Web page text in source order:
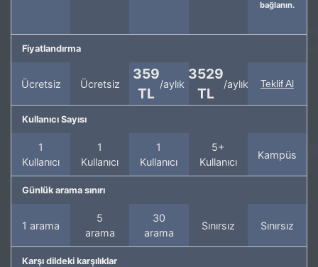
bağlanın.
Fiyatlandırma
Ücretsiz Ücretsiz
359
TL
/aylık
3529
TL
/aylık Teklif Al
Kullanıcı Sayısı
1
Kullanıcı
1
Kullanıcı
1
Kullanıcı
5+
Kullanıcı
Kampüs
Günlük arama sınırı
1 arama
5
arama
30
arama
Sınırsız Sınırsız
Karşı dildeki karşılıklar